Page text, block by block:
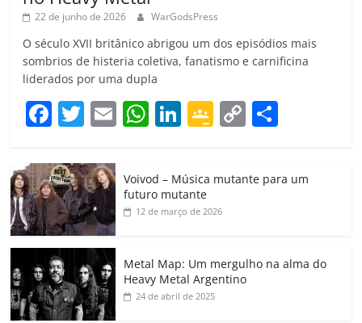
22 de junho de 2026 WarGodsPress
O século XVII britânico abrigou um dos episódios mais
sombrios de histeria coletiva, fanatismo e carnificina
liderados por uma dupla
F
c
e
b
o
o
k
T
itt
er
E
ai
W
at
s
A
p
Li
k
e
dI
G
gl
e
a
ss
C
y
k
p
h
Voivod – Música mutante para um
futuro mutante
12 de março de 2026
Metal Map: Um mergulho na alma do
Heavy Metal Argentino
24 de abril de 2025